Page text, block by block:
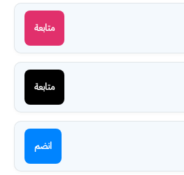
متابعة
متابعة
انضم